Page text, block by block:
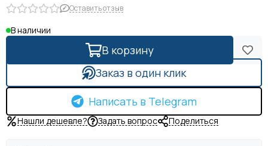
Оставить отзыв
В наличии
В корзину
Заказ в один клик
Написать в Telegram
Нашли дешевле? Задать вопрос Поделиться